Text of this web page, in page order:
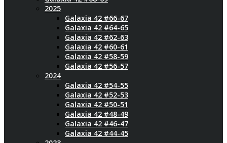
2025
Galaxia 42 #66-67
Galaxia 42 #64-65
Galaxia 42 #62-63
Galaxia 42 #60-61
Galaxia 42 #58-59
Galaxia 42 #56-57
2024
Galaxia 42 #54-55
Galaxia 42 #52-53
Galaxia 42 #50-51
Galaxia 42 #48-49
Galaxia 42 #46-47
Galaxia 42 #44-45